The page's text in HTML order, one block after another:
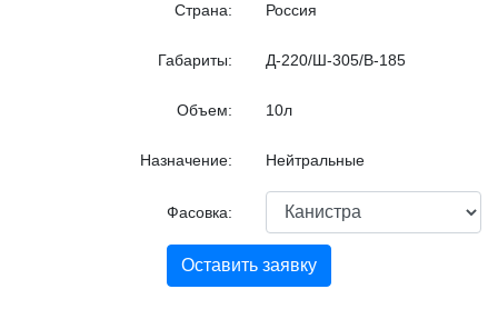
Страна: Россия
Габариты: Д-220/Ш-305/В-185
Объем: 10л
Назначение: Нейтральные
Фасовка:
Оставить заявку